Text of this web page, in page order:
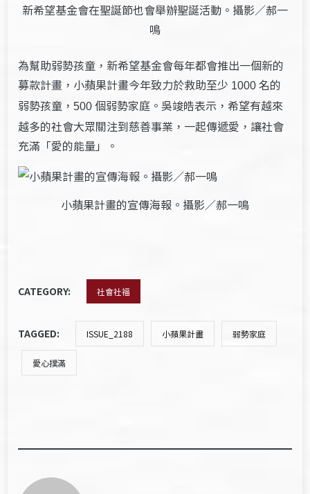
新希望基金會在聖誕節也會舉辦聖誕活動。攝影／郝一
鳴
為幫助弱勢孩童，新希望基金會每年都會推出一個新的
募款計畫，小蘋果計畫今年致力於救助至少 1000名的
弱勢孩童，500個弱勢家庭。吳竣皓表示，希望有越來
越多的社會大眾關注到慈善事業，一起傳遞愛，讓社會
充滿「愛的能量」。
小蘋果計畫的宣傳海報。攝影／郝一鳴
CATEGORY: 社會社福
TAGGED: ISSUE_2188 小蘋果計畫 弱勢家庭
愛心撲滿